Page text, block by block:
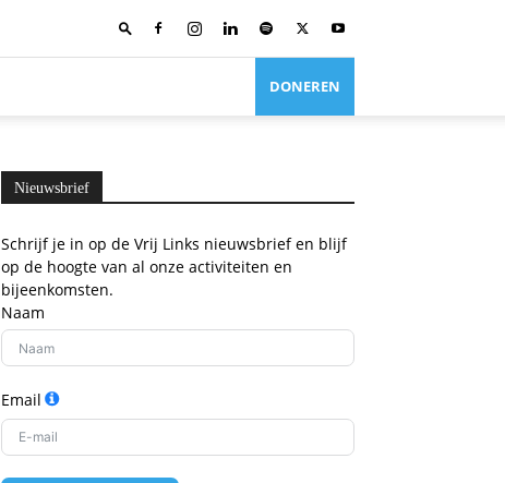
DONEREN
Nieuwsbrief
Schrijf je in op de Vrij Links nieuwsbrief en blijf
op de hoogte van al onze activiteiten en
bijeenkomsten.
Naam
Email